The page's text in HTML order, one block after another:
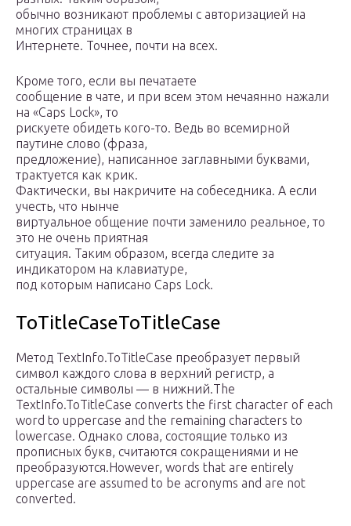
обычно возникают проблемы с авторизацией на
многих страницах в
Интернете. Точнее, почти на всех.
Кроме того, если вы печатаете
сообщение в чате, и при всем этом нечаянно нажали
на «Caps Lock», то
рискуете обидеть кого-то. Ведь во всемирной
паутине слово (фраза,
предложение), написанное заглавными буквами,
трактуется как крик.
Фактически, вы накричите на собеседника. А если
учесть, что нынче
виртуальное общение почти заменило реальное, то
это не очень приятная
ситуация. Таким образом, всегда следите за
индикатором на клавиатуре,
под которым написано Caps Lock.
ToTitleCaseToTitleCase
Метод TextInfo.ToTitleCase преобразует первый
символ каждого слова в верхний регистр, а
остальные символы — в нижний.The
TextInfo.ToTitleCase converts the first character of each
word to uppercase and the remaining characters to
lowercase. Однако слова, состоящие только из
прописных букв, считаются сокращениями и не
преобразуются.However, words that are entirely
uppercase are assumed to be acronyms and are not
converted.